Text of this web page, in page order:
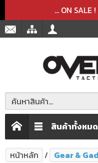
... ON SALE
สินค้าทั้งหมด
หน้าหลัก Gear &
สินค้าได้เพิ่มลงใน
สินค้าได้ถูกลบออกจ